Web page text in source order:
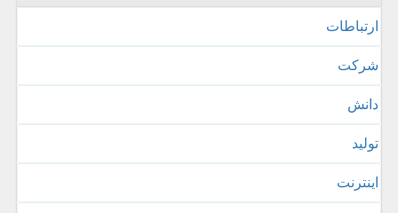
ارتباطات
شركت
دانش
تولید
اینترنت